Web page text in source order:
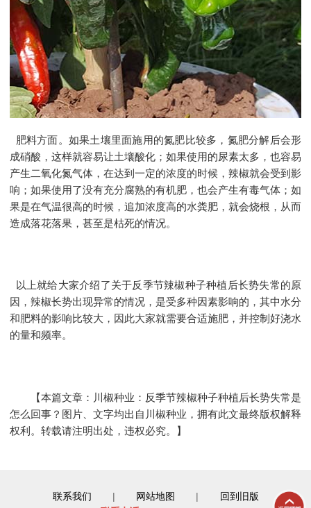
肥料方面。如果土壤里面施用的氮肥比较多，氮肥分解后会形
成硝酸，这样就容易让土壤酸化；如果使用的尿素太多，也容易
产生二氧化氮气体，在达到一定的浓度的时候，辣椒就会受到影
响；如果使用了没有充分腐熟的有机肥，也会产生有毒气体；如
果是在气温很高的时候，追加浓度高的水粪肥，就会烧根，从而
造成落花落果，甚至是枯死的情况。
以上就给大家介绍了关于反季节辣椒种子种植后长势失常的原
因，辣椒长势出现异常的情况，是受多种因素影响的，其中水分
和肥料的影响比较大，因此大家就需要合适施肥，并控制好浇水
的量和频率。
【本篇文章：川椒种业：反季节辣椒种子种植后长势失常是
怎么回事？图片、文字均出自川椒种业，拥有此文最终版权解释
权利。转载请注明出处，违权必究。】
联系我们 网站地图
回到旧版